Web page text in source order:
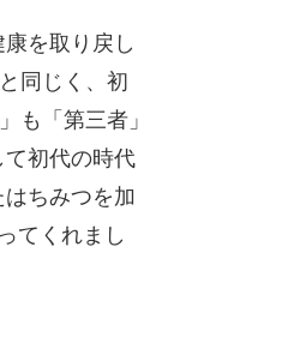
を取り戻し
同じく、初
も「第三者」
初代の時代
ちみつを加
てくれまし